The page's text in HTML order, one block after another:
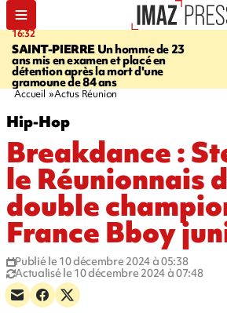
16:32
SAINT-PIERREUn homme de 23
ans mis en examen et placé en
détention après la mort d'une
gramoune de 84 ans
Accueil Actus Réunion
Hip-Hop
Breakdance :
le Réunionnais
double
France Bboy
Publié le 10 décembre 2024 à 05:38
Actualisé le 10 décembre 2024 à 07:48